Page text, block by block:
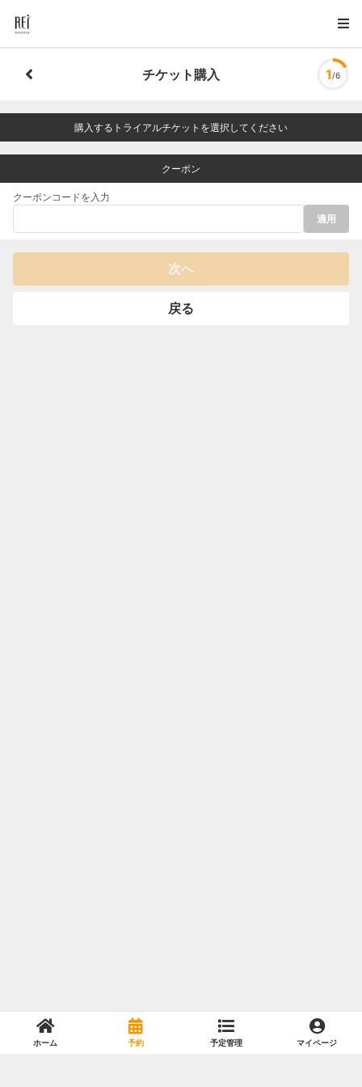
チケット購入 1 /6
購入するトライアルチケットを選択してください
クーポン
クーポンコードを入力
適用
次へ
戻る
ホーム 予約 予定管理 マイページ